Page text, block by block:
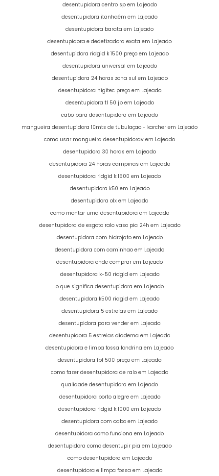
desentupidora centro sp em Lajeado
desentupidora itanhaém em Lajeado
desentupidora barata em Lajeado
desentupidora e dedetizadora exata em Lajeado
desentupidora ridgid k 1500 preço em Lajeado
desentupidora universal em Lajeado
desentupidora 24 horas zona sul em Lajeado
desentupidora higitec preço em Lajeado
desentupidora tl 50 jp em Lajeado
cabo para desentupidora em Lajeado
mangueira desentupidora 10mts de tubulaçao - karcher em Lajeado
como usar mangueira desentupidorav em Lajeado
desentupidora 30 horas em Lajeado
desentupidora 24 horas campinas em Lajeado
desentupidora ridgid k 1500 em Lajeado
desentupidora k50 em Lajeado
desentupidora olx em Lajeado
como montar uma desentupidora em Lajeado
desentupidora de esgoto ralo vaso pia 24h em Lajeado
desentupidora com hidrojato em Lajeado
desentupidora com caminhao em Lajeado
desentupidora onde comprar em Lajeado
desentupidora k-50 ridgid em Lajeado
o que significa desentupidora em Lajeado
desentupidora k500 ridgid em Lajeado
desentupidora 5 estrelas em Lajeado
desentupidora para vender em Lajeado
desentupidora 5 estrelas diadema em Lajeado
desentupidora e limpa fossa londrina em Lajeado
desentupidora fpf 500 preço em Lajeado
como fazer desentupidora de ralo em Lajeado
qualidade desentupidora em Lajeado
desentupidora porto alegre em Lajeado
desentupidora ridgid k 1000 em Lajeado
desentupidora com cabo em Lajeado
desentupidora como funciona em Lajeado
desentupidora como desentupir pia em Lajeado
como desentupidora em Lajeado
desentupidora e limpa fossa em Lajeado